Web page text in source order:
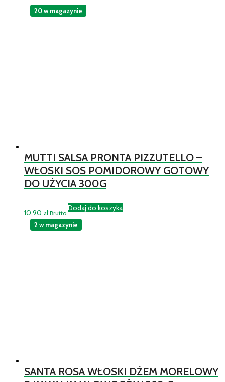
MUTTI SALSA PRONTA PIZZUTELLO –
WŁOSKI SOS POMIDOROWY GOTOWY
DO UŻYCIA 300G
10,90 zł Brutto
Dodaj do koszyka
20 w magazynie
SANTA ROSA WŁOSKI DŻEM MORELOWY
2 w magazynie